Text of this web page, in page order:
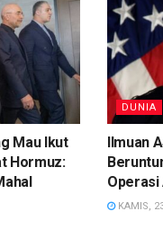
Mau Ikut
Hormuz:
DUNIA
Ilmuan
Operasi
KAMIS,